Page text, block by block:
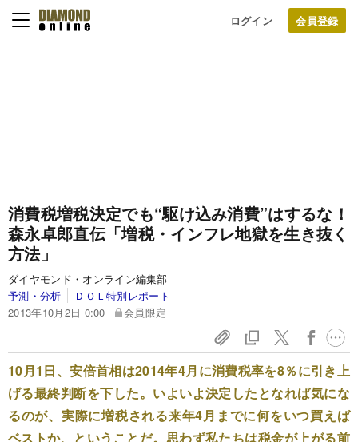
ログイン
消費税増税決定でも“駆け込み消費”はするな！
森永卓郎直伝「増税・インフレ地獄を生き抜く
方法」
ダイヤモンド・オンライン編集部
予測・分析
ＤＯＬ特別レポート
2013年10月2日 0:00
会員限定
10月1日、安倍首相は2014年4月に消費税率を8％に引き上
げる最終判断を下した。いよいよ決定したとなれば気にな
るのが、実際に増税される来年4月までに何をいつ買えば
ベストか、ということだ。思わず私たちは税金が上がる前